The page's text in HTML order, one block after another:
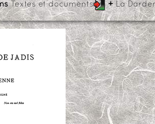
Textes et documents +La